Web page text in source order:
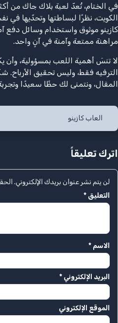
في الختام، تُعدّ لعبة بلاك جاك من
الكويت، نظرًا لبساطتها وتحدّيها في
كازينو موثوق واستخدام وسائل دفع
مراهنة ممتعة وآمنة في آنٍ واحد.
لا تنسَ أهمية اللعب بمسؤولية،
الترفيه فقط، وليس تحقيق
المقال، ونتمنى لك حظًا سعيدًا
العاب كازينو
اترك تعليقاً
لن يتم نشر عنوان بريدك الإلكتروني.
التعليق *
الاسم *
البريد الإلكتروني *
الموقع الإلكتروني